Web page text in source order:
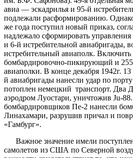
авиа — эскадрилья и 95-й
подлежали расформированию.
же года поступил новый приказ,
надлежало сформировать
и 6-й истребительной авиабригады,
истребительный авиаполк. Включить
бомбардировочно-пикирующий и 255
авиаполки. В конце декабря 1942г.
й авиабригады нанесли удар по
потоплен немецкий транспорт. Два
аэродром Луостари, уничтожив Ju-
бомбардировщиков Пе-2 нанесли
Линахамари, разрушив причал и
«Гамбург».
Важное значение имели
самолетов из США по Северной